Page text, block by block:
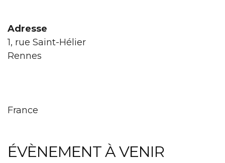
Adresse
1, rue Saint-Hélier
Rennes
France
ÉVÈNEMENT À VENIR